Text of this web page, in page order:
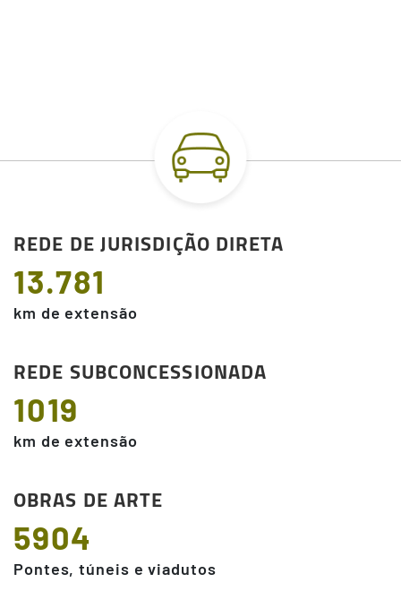
REDE DE JURISDIÇÃO DIRETA
13.781
km de extensão
REDE SUBCONCESSIONADA
1019
km de extensão
OBRAS DE ARTE
5904
Pontes, túneis e viadutos